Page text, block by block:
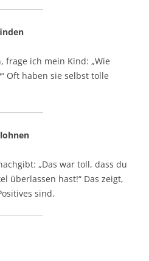
frage ich mein Kind: „Wie
Oft haben sie selbst tolle
„Das war toll, dass du
überlassen hast!“ Das zeigt,
sind.